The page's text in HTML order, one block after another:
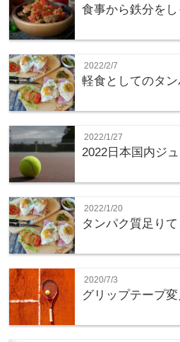
食事から鉄分を
2022/2/7
軽食としてのタ
2022/1/27
2022日本国内ジ
2022/1/20
タンパク質足りて
2020/7/3
グリップテープ